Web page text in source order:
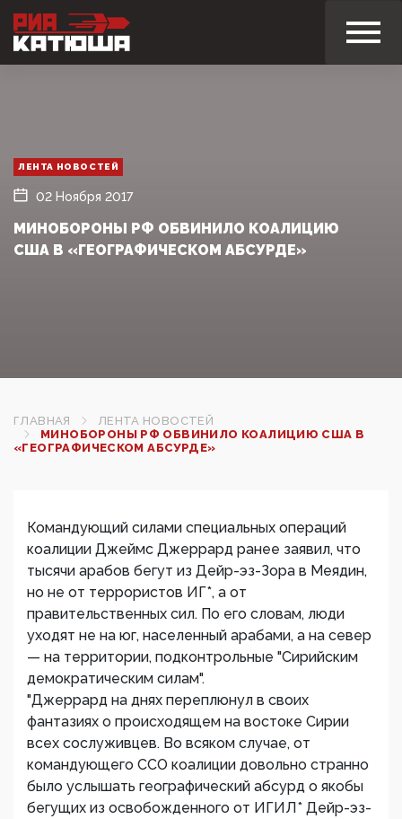
ЛЕНТА НОВОСТЕЙ
02 Ноября 2017
МИНОБОРОНЫ РФ ОБВИНИЛО КОАЛИЦИЮ
США В «ГЕОГРАФИЧЕСКОМ АБСУРДЕ»
ГЛАВНАЯ
ЛЕНТА НОВОСТЕЙ
МИНОБОРОНЫ РФ ОБВИНИЛО КОАЛИЦИЮ США В
«ГЕОГРАФИЧЕСКОМ АБСУРДЕ»
Командующий силами специальных операций
коалиции Джеймс Джеррард ранее заявил, что
тысячи арабов бегут из Дейр-эз-Зора в Меядин,
но не от террористов ИГ*, а от
правительственных сил. По его словам, люди
уходят не на юг, населенный арабами, а на север
— на территории, подконтрольные "Сирийским
демократическим силам".
"Джеррард на днях переплюнул в своих
фантазиях о происходящем на востоке Сирии
всех сослуживцев. Во всяком случае, от
командующего ССО коалиции довольно странно
было услышать географический абсурд о якобы
бегущих из освобожденного от ИГИЛ* Дейр-эз-